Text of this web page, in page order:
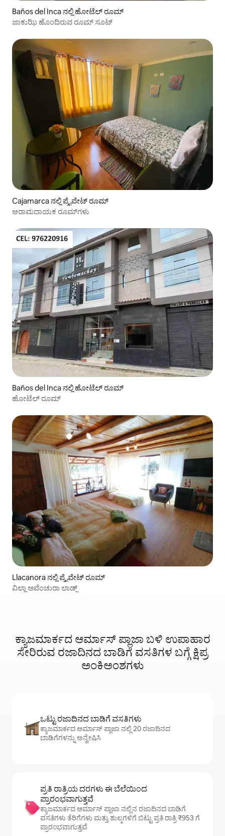
Baños del Inca ನಲ್ಲಿ ಹೋಟೆಲ್ ರೂಮ್
ಜಾಕುಝಿ ಹೊಂದಿರುವ ರೂಮ್ ಸೂಟ್
Cajamarca ನಲ್ಲಿ ಪ್ರೈವೇಟ್ ರೂಮ್
ಆರಾಮದಾಯಕ ರೂಮ್‌ಗಳು
Baños del Inca ನಲ್ಲಿ ಹೋಟೆಲ್ ರೂಮ್
ಹೋಟೆಲ್ ರೂಮ್
Llacanora ನಲ್ಲಿ ಪ್ರೈವೇಟ್ ರೂಮ್
ವಿಲ್ಲಾ ಅವೆಂಚುರಾ ಲಾಡ್ಜ್
ಕ್ಯಾಜಮಾರ್ಕದ ಆರ್ಮಾಸ್ ಪ್ಲಾಜಾ ಬಳಿ ಉಪಾಹಾರ
ಸೇರಿರುವ ರಜಾದಿನದ ಬಾಡಿಗೆ ವಸತಿಗಳ ಬಗ್ಗೆ ಕ್ಷಿಪ್ರ
ಅಂಕಿಅಂಶಗಳು
ಒಟ್ಟು ರಜಾದಿನದ ಬಾಡಿಗೆ ವಸತಿಗಳು
ಕ್ಯಾಜಮಾರ್ಕದ ಆರ್ಮಾಸ್ ಪ್ಲಾಜಾ ನಲ್ಲಿ 20 ರಜಾದಿನದ
ಬಾಡಿಗೆಗಳನ್ನು ಅನ್ವೇಷಿಸಿ
ಪ್ರತಿ ರಾತ್ರಿಯ ದರಗಳು ಈ ಬೆಲೆಯಿಂದ
ಪ್ರಾರಂಭವಾಗುತ್ತವೆ
ಕ್ಯಾಜಮಾರ್ಕದ ಆರ್ಮಾಸ್ ಪ್ಲಾಜಾ ನಲ್ಲಿನ ರಜಾದಿನದ ಬಾಡಿಗೆ
ವಸತಿಗಳು ತೆರಿಗೆಗಳು ಮತ್ತು ಶುಲ್ಕಗಳಿಗೆ ಬಿಟ್ಟು ಪ್ರತಿ ರಾತ್ರಿ ₹953 ಗೆ
ಪ್ರಾರಂಭವಾಗುತ್ತವೆ